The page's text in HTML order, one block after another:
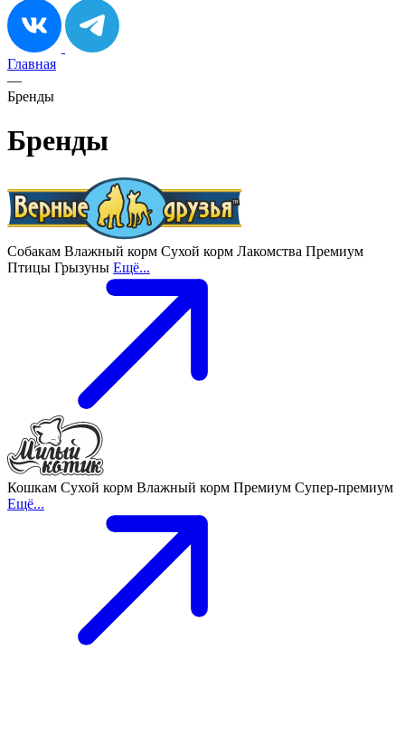
Главная
—
Бренды
Бренды
Собакам Влажный корм Сухой корм Лакомства Премиум
Птицы Грызуны Ещё...
Кошкам Сухой корм Влажный корм Премиум Супер-премиум
Ещё...